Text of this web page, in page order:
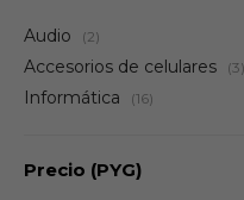
Audio (2)
Accesorios de celulares (3)
Informática (16)
Precio (PYG)